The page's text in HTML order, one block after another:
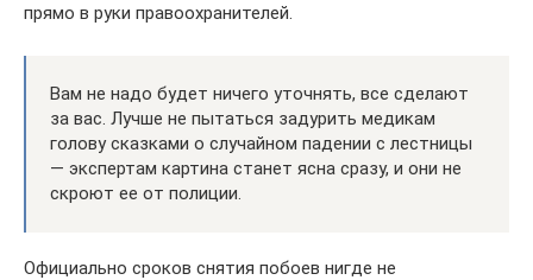
прямо в руки правоохранителей.
Вам не надо будет ничего уточнять, все сделают
за вас. Лучше не пытаться задурить медикам
голову сказками о случайном падении с лестницы
— экспертам картина станет ясна сразу, и они не
скроют ее от полиции.
Официально сроков снятия побоев нигде не